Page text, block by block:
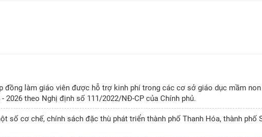
đồng làm giáo viên được hỗ trợ kinh phí trong các cơ sở giáo dục mầm non
2026 theo Nghị định số 111/2022/NĐ-CP của Chính phủ.
số cơ chế, chính sách đặc thù phát triển thành phố Thanh Hóa, thành phố